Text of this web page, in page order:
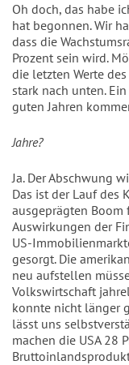
Oh doch, das habe
hat begonnen. Wir
dass die
Prozent sein wird.
die letzten Werte
stark nach unten.
guten Jahren
Jahre?
Ja. Der Abschwung
Das ist der Lauf des
ausgeprägten
Auswirkungen der
US-
gesorgt. Die
neu aufstellen
Volkswirtschaft
konnte nicht länger
lässt uns
machen die USA 28